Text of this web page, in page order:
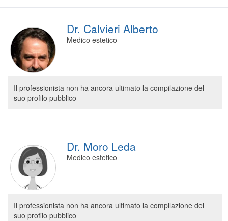
Prenotazioni online
Planner e rubrica in cloud
Segreteria virtuale
Teleconsulto
Dr. Calvieri Alberto
Medico estetico
Il professionista non ha ancora ultimato la compilazione del
suo profilo pubblico
Dr. Moro Leda
Medico estetico
Il professionista non ha ancora ultimato la compilazione del
suo profilo pubblico